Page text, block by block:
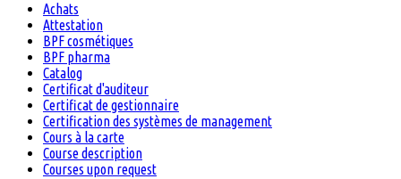
Achats
Attestation
BPF cosmétiques
BPF pharma
Catalog
Certificat d'auditeur
Certificat de gestionnaire
Certification des systèmes de management
Cours à la carte
Course description
Courses upon request